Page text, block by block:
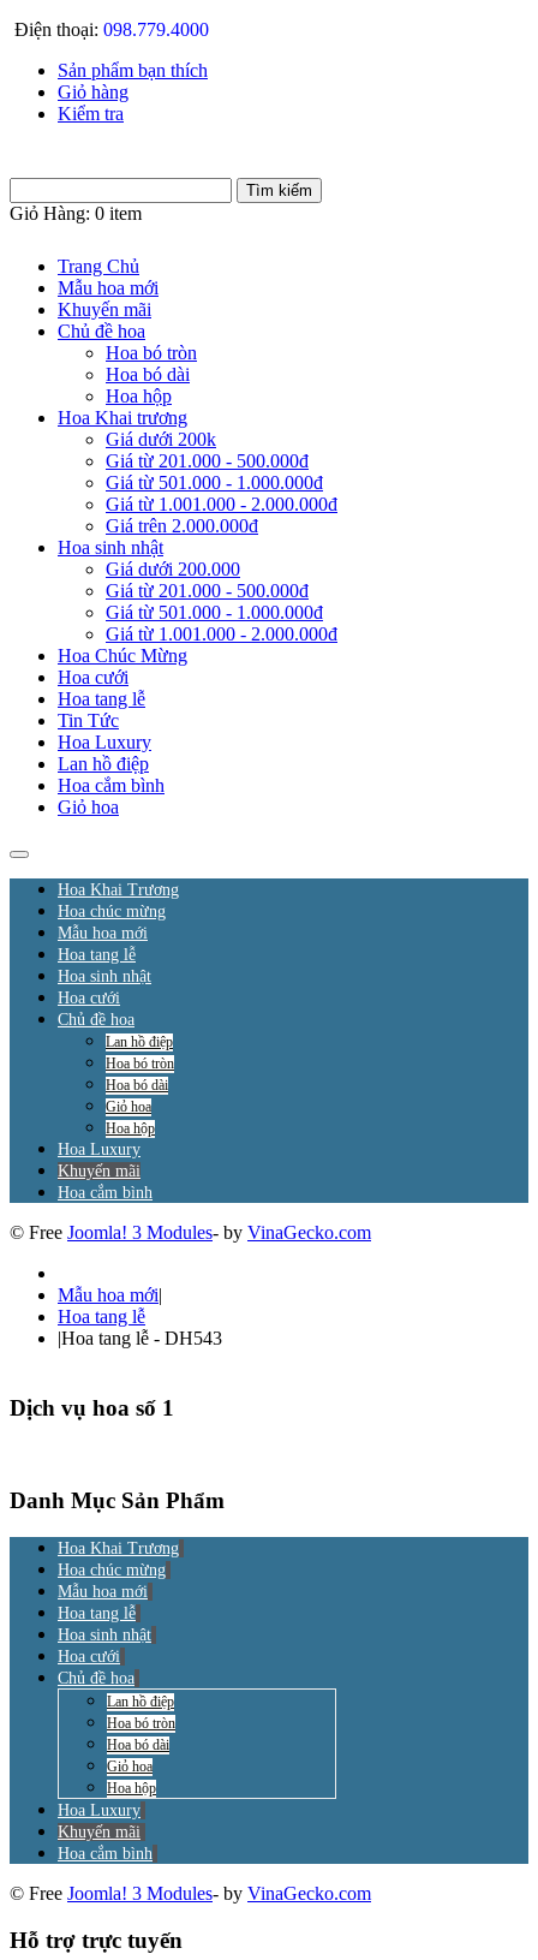
Điện thoại: 098.779.4000
Sản phẩm bạn thích
Giỏ hàng
Kiểm tra
Giỏ Hàng: 0 item
Trang Chủ
Mẫu hoa mới
Khuyến mãi
Chủ đề hoa
Hoa bó tròn
Hoa bó dài
Hoa hộp
Hoa Khai trương
Giá dưới 200k
Giá từ 201.000 - 500.000đ
Giá từ 501.000 - 1.000.000đ
Giá từ 1.001.000 - 2.000.000đ
Giá trên 2.000.000đ
Hoa sinh nhật
Giá dưới 200.000
Giá từ 201.000 - 500.000đ
Giá từ 501.000 - 1.000.000đ
Giá từ 1.001.000 - 2.000.000đ
Hoa Chúc Mừng
Hoa cưới
Hoa tang lễ
Tin Tức
Hoa Luxury
Lan hồ điệp
Hoa cắm bình
Giỏ hoa
Hoa Khai Trương
Hoa chúc mừng
Mẫu hoa mới
Hoa tang lễ
Hoa sinh nhật
Hoa cưới
Chủ đề hoa
Lan hồ điệp
Hoa bó tròn
Hoa bó dài
Giỏ hoa
Hoa hộp
Hoa Luxury
Khuyến mãi
Hoa cắm bình
© Free Joomla! 3 Modules- by VinaGecko.com
Mẫu hoa mới|
Hoa tang lễ
|Hoa tang lễ - DH543
Dịch vụ hoa số 1
Danh Mục Sản Phẩm
Hoa Khai Trương
Hoa chúc mừng
Mẫu hoa mới
Hoa tang lễ
Hoa sinh nhật
Hoa cưới
Chủ đề hoa
Lan hồ điệp
Hoa bó tròn
Hoa bó dài
Giỏ hoa
Hoa hộp
Hoa Luxury
Khuyến mãi
Hoa cắm bình
© Free Joomla! 3 Modules- by VinaGecko.com
Hỗ trợ trực tuyến